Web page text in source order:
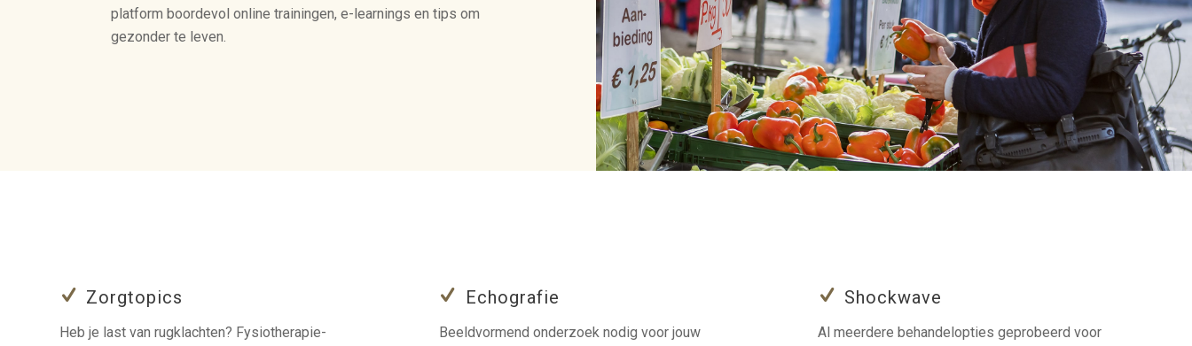
platform boordevol online trainingen, e-learnings en tips om
gezonder te leven.
Zorgtopics
Heb je last van rugklachten? Fysiotherapie-
Echografie
Beeldvormend onderzoek nodig voor jouw
Shockwave
Al meerdere behandelopties geprobeerd voor